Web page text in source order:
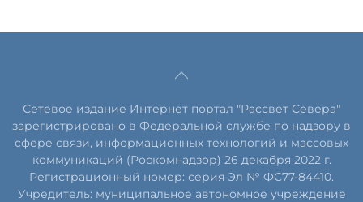
Сетевое издание Интернет портал "Рассвет Севера"
зарегистрировано в Федеральной службе по надзору в
сфере связи, информационных технологий и массовых
коммуникаций (Роскомнадзор) 26 декабря 2022 г.
Регистрационный номер: серия Эл № ФС77-84410.
Учредитель: муниципальное автономное учреждение